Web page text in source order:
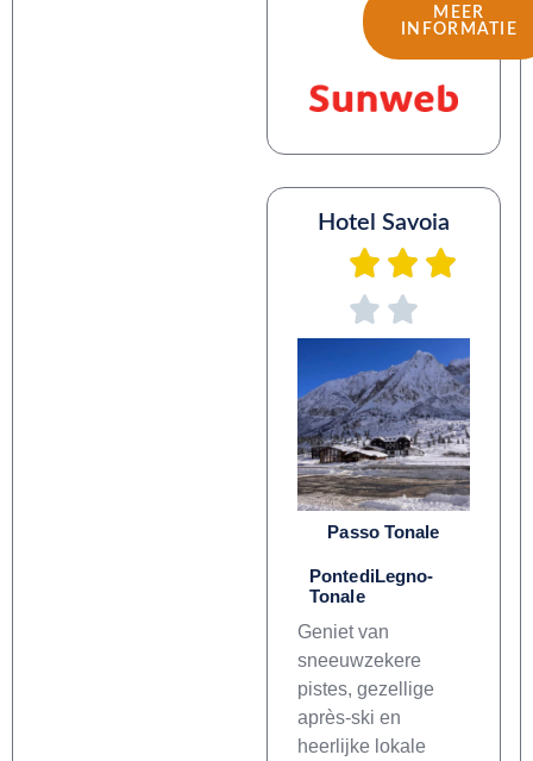
MEER
INFORMATIE
Hotel Savoia
Passo Tonale
PontediLegno-
Tonale
Geniet van
sneeuwzekere
pistes, gezellige
après-ski en
heerlijke lokale